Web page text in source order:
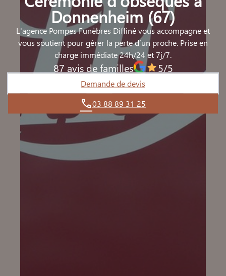
Donnenheim (67)
L'agence Pompes Funèbres Diffiné vous accompagne et
vous soutient pour gérer la perte d’un proche. Prise en
charge immédiate 24h/24 et 7j/7.
87 avis de familles 5/5
Demande de devis
03 88 89 31 25